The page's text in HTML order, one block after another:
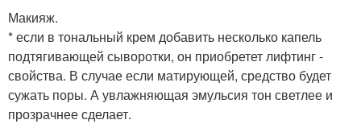
Макияж.
* если в тональный крем добавить несколько капель
подтягивающей сыворотки, он приобретет лифтинг -
свойства. В случае если матирующей, средство будет
сужать поры. А увлажняющая эмульсия тон светлее и
прозрачнее сделает.